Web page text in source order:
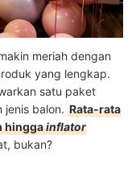
meriah dengan
yang lengkap.
satu paket
balon. Rata-rata
hinggainflator
bukan?